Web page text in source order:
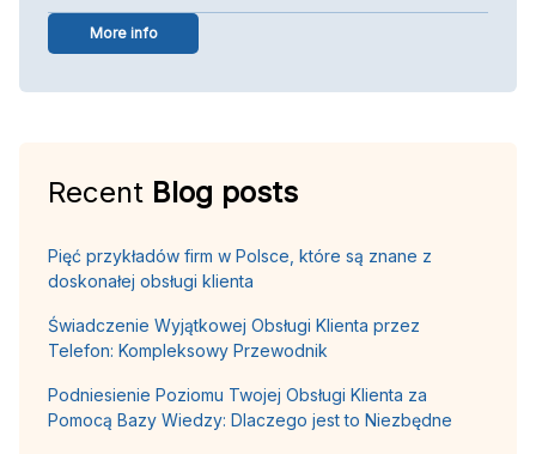
More info
Recent Blog posts
Pięć przykładów firm w Polsce, które są znane z
doskonałej obsługi klienta
Świadczenie Wyjątkowej Obsługi Klienta przez
Telefon: Kompleksowy Przewodnik
Podniesienie Poziomu Twojej Obsługi Klienta za
Pomocą Bazy Wiedzy: Dlaczego jest to Niezbędne